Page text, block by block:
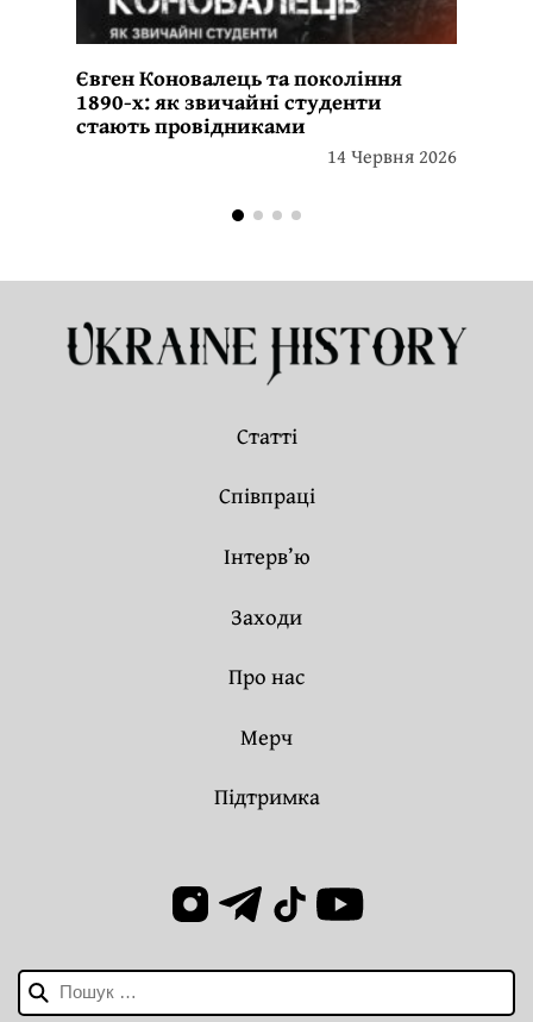
Євген Коновалець та покоління
1890-х: як звичайні студенти
стають провідниками
14 Червня 2026
Пошук:
Статті
Співпраці
Інтерв’ю
Заходи
Про нас
Мерч
Підтримка